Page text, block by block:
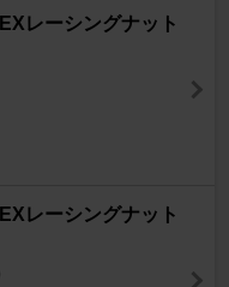
レーシングナット
レーシングナット